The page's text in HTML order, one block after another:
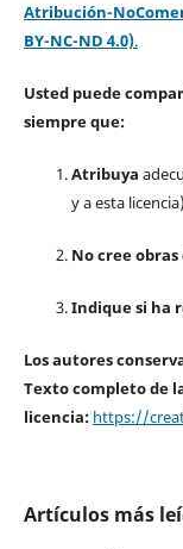
Atribución-
BY-NC-ND 4.0).
Usted puede
siempre que:
Atribuya
y a esta
No cree
Indique si ha
Los autores
Texto completo de
licencia: https://
Artículos más